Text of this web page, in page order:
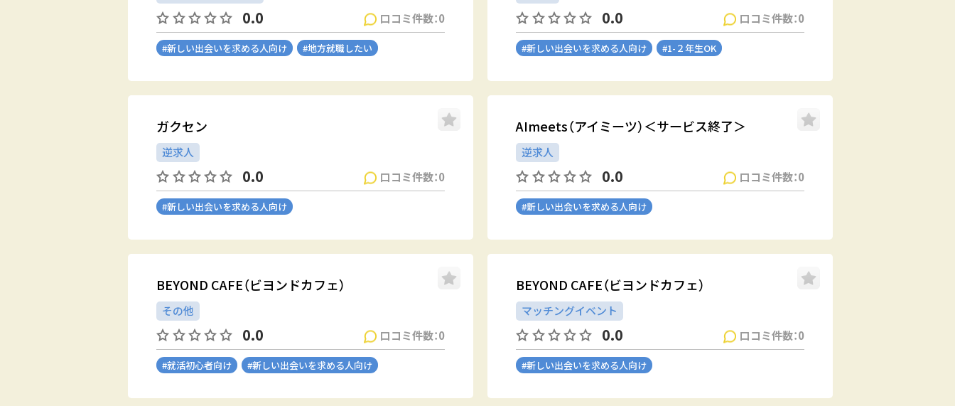
0.0 口コミ件数：0
#新しい出会いを求める人向け #地方就職したい
0.0 口コミ件数：0
#新しい出会いを求める人向け #1-２年生OK
ガクセン
逆求人
0.0 口コミ件数：0
#新しい出会いを求める人向け
AImeets（アイミーツ）＜サービス終了＞
逆求人
0.0 口コミ件数：0
#新しい出会いを求める人向け
BEYOND CAFE（ビヨンドカフェ）
その他
0.0 口コミ件数：0
#就活初心者向け #新しい出会いを求める人向け
BEYOND CAFE（ビヨンドカフェ）
マッチングイベント
0.0 口コミ件数：0
#新しい出会いを求める人向け